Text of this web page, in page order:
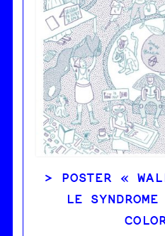
POSTER «
LE